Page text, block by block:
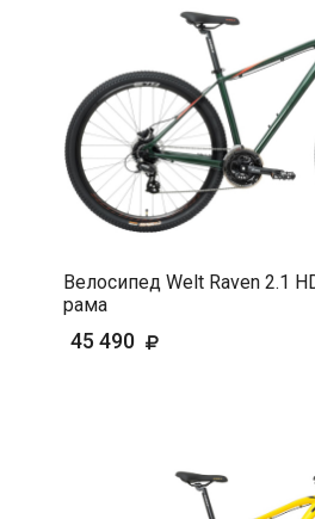
Велосипед Welt Raven 2.1
рама
45 490